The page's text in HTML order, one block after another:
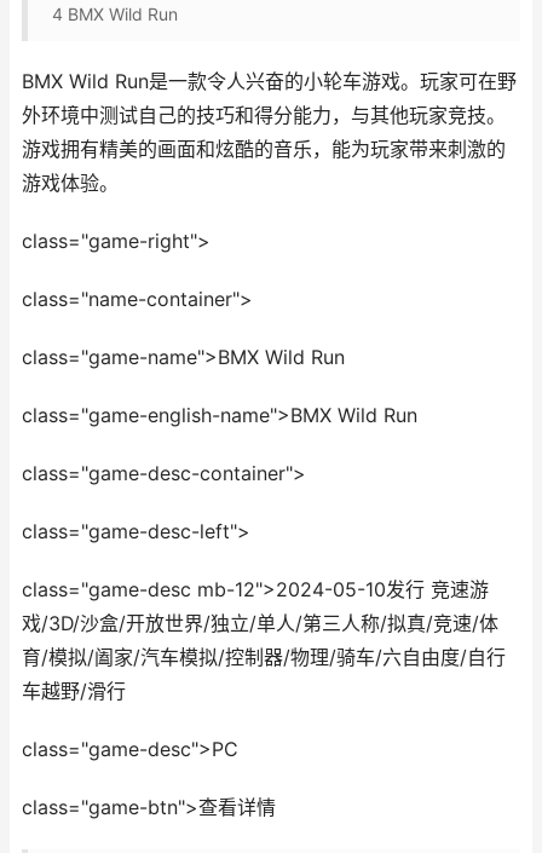
4 BMX Wild Run
BMX Wild Run是一款令人兴奋的小轮车游戏。玩家可在野
外环境中测试自己的技巧和得分能力，与其他玩家竞技。
游戏拥有精美的画面和炫酷的音乐，能为玩家带来刺激的
游戏体验。
class="game-right">
class="name-container">
class="game-name">BMX Wild Run
class="game-english-name">BMX Wild Run
class="game-desc-container">
class="game-desc-left">
class="game-desc mb-12">2024-05-10发行 竞速游
戏/3D/沙盒/开放世界/独立/单人/第三人称/拟真/竞速/体
育/模拟/阖家/汽车模拟/控制器/物理/骑车/六自由度/自行
车越野/滑行
class="game-desc">PC
class="game-btn">查看详情